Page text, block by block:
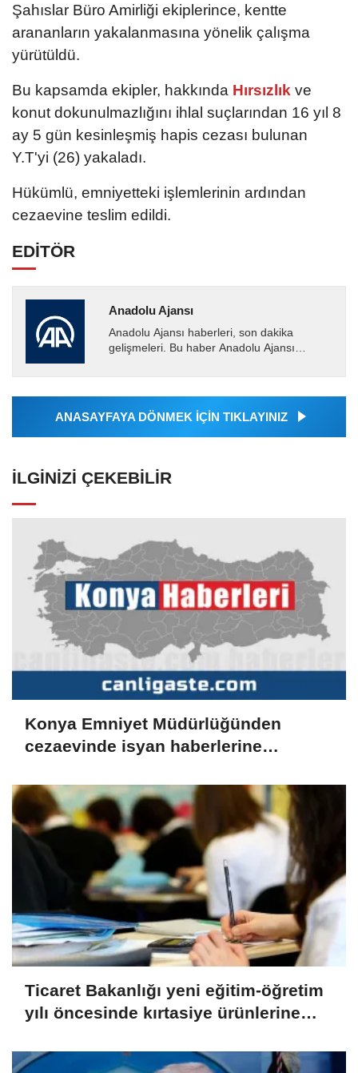
Şahıslar Büro Amirliği ekiplerince, kentte
arananların yakalanmasına yönelik çalışma
yürütüldü.
Bu kapsamda ekipler, hakkında Hırsızlık ve
konut dokunulmazlığını ihlal suçlarından 16 yıl 8
ay 5 gün kesinleşmiş hapis cezası bulunan
Y.T'yi (26) yakaladı.
Hükümlü, emniyetteki işlemlerinin ardından
cezaevine teslim edildi.
EDİTÖR
Anadolu Ajansı
Anadolu Ajansı haberleri, son dakika
gelişmeleri. Bu haber Anadolu Ajansı
tarafından geçilen tüm...
ANASAYFAYA DÖNMEK İÇİN TIKLAYINIZ
İLGINIZI ÇEKEBILIR
Konya Emniyet Müdürlüğünden
cezaevinde isyan haberlerine
Ticaret Bakanlığı yeni eğitim-öğretim
yılı öncesinde kırtasiye ürünlerine